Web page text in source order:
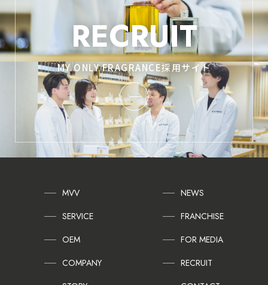
RECRUIT
MY ONLY FRAGRANCE採用サイト
MVV
SERVICE
OEM
COMPANY
NEWS
FRANCHISE
FOR MEDIA
RECRUIT